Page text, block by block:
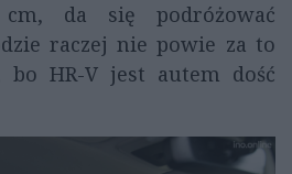
da się podróżować
raczej nie powie za to
bo HR-V jest autem dość